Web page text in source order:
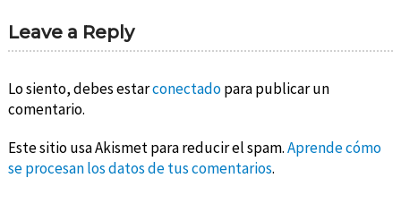
Leave a Reply
Lo siento, debes estarconectadopara publicar un
comentario.
Este sitio usa Akismet para reducir el spam.Aprende cómo
se procesan los datos de tus comentarios.